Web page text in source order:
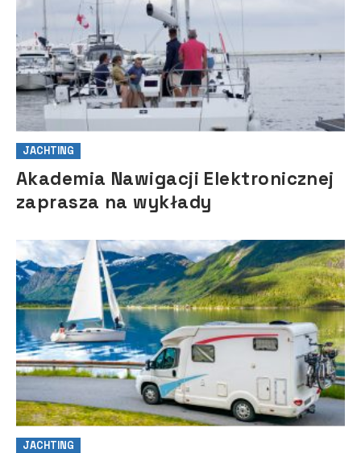
JACHTING
Akademia Nawigacji Elektronicznej
zaprasza na wykłady
JACHTING